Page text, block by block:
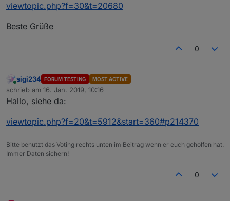
viewtopic.php?f=30&t=20680
Beste Grüße
0
Online
sigi234 FORUM TESTING MOST ACTIVE
schrieb am 16. Jan. 2019, 10:16
zuletzt editiert von
Hallo, siehe da:
viewtopic.php?f=20&t=5912&start=360#p214370
Bitte benutzt das Voting rechts unten im Beitrag wenn er euch geholfen hat.
Immer Daten sichern!
0